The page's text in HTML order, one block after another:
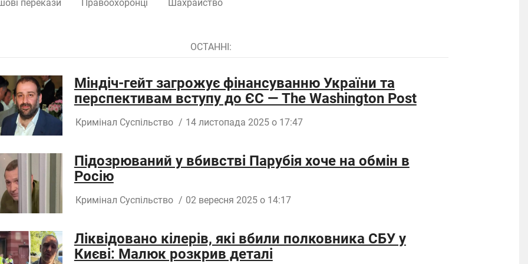
перекази Правоохоронці Шахрайство
ОСТАННІ:
Міндіч-гейт загрожує фінансуванню України та
перспективам вступу до ЄС — The Washington Post
Кримінал Суспільство / 14 листопада 2025 о 17:47
Підозрюваний у вбивстві Парубія хоче на обмін в
Росію
Кримінал Суспільство / 02 вересня 2025 о 14:17
Ліквідовано кілерів, які вбили полковника СБУ у
Києві: Малюк розкрив деталі